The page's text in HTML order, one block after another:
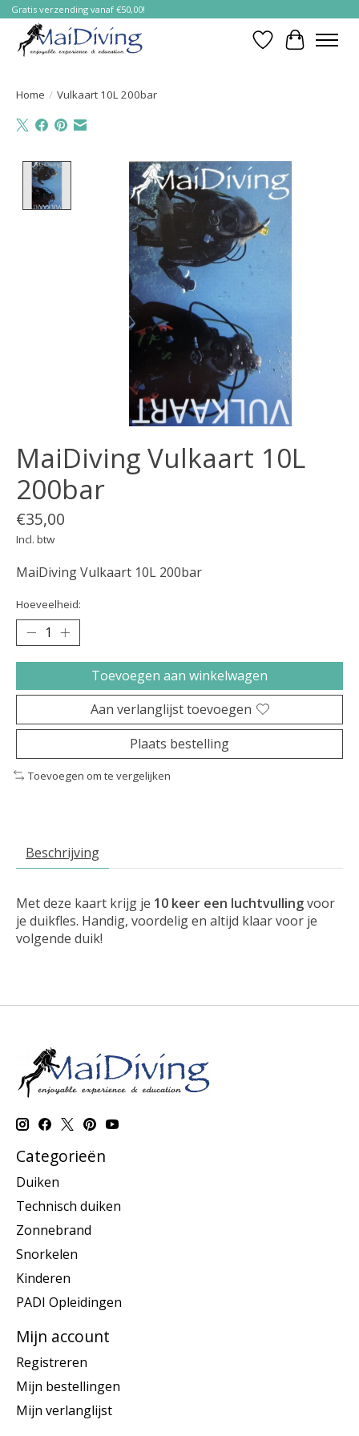
Gratis verzending vanaf €50,00!
Verlanglijst
Home / Vulkaart 10L 200bar
Product image slideshow Items
MaiDiving Vulkaart 10L
200bar
€35,00
Incl. btw
MaiDiving Vulkaart 10L 200bar
Hoeveelheid:
Toevoegen aan winkelwagen
Aan verlanglijst toevoegen
Plaats bestelling
Toevoegen om te vergelijken
Beschrijving
Met deze kaart krijg je 10 keer een luchtvullingvoor
je duikfles. Handig, voordelig en altijd klaar voor je
volgende duik!
Categorieën
Duiken
Technisch duiken
Zonnebrand
Snorkelen
Kinderen
PADI Opleidingen
Mijn account
Registreren
Mijn bestellingen
Mijn verlanglijst